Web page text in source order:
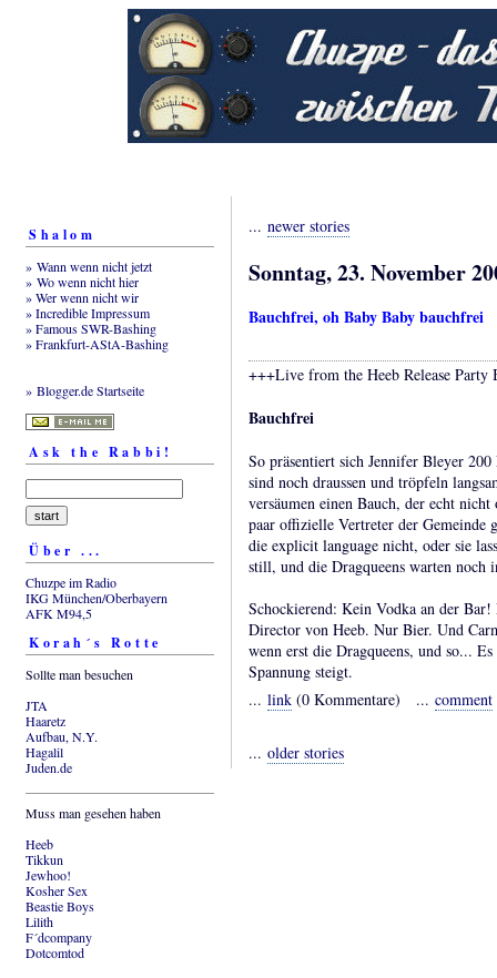
Shalom
» Wann wenn nicht jetzt
» Wo wenn nicht hier
» Wer wenn nicht wir
» Incredible Impressum
» Famous SWR-Bashing
» Frankfurt-AStA-Bashing
» Blogger.de Startseite
Ask the Rabbi!
Über ...
Chuzpe im Radio
IKG München/Oberbayern
AFK M94,5
Korah´s Rotte
Sollte man besuchen
JTA
Haaretz
Aufbau, N.Y.
Hagalil
Juden.de
Muss man gesehen haben
Heeb
Tikkun
Jewhoo!
Kosher Sex
Beastie Boys
Lilith
F´dcompany
Dotcomtod
... newer stories
Sonntag, 23. November
Bauchfrei, oh Baby Baby bauchfrei
+++Live from the Heeb Release Party
Bauchfrei
So präsentiert sich Jennifer Bleyer
sind noch draussen und tröpfeln
versäumen einen Bauch, der echt
paar offizielle Vertreter der Gemeinde
die explicit language nicht, oder sie
still, und die Dragqueens warten noch
Schockierend: Kein Vodka an der
Director von Heeb. Nur Bier. Und
wenn erst die Dragqueens, und so...
Spannung steigt.
... link (0 Kommentare) ... comment
... older stories